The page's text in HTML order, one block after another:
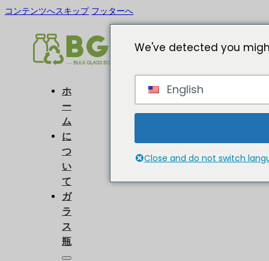
コンテンツへスキップ フッターへ
ホ
ー
ム
に
つ
い
て
ガ
ラ
ス
瓶
We've detected you
English
Close and do not switch